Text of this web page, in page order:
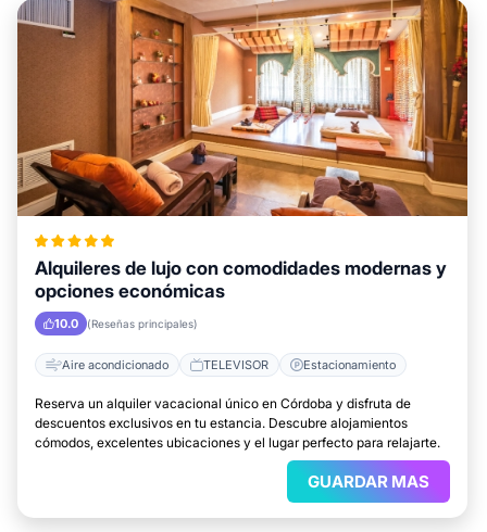
Alquileres de lujo con comodidades modernas y
opciones económicas
10.0 (Reseñas principales)
Aire acondicionado TELEVISOR Estacionamiento
Reserva un alquiler vacacional único en Córdoba y disfruta de
descuentos exclusivos en tu estancia. Descubre alojamientos
cómodos, excelentes ubicaciones y el lugar perfecto para relajarte.
GUARDAR MAS